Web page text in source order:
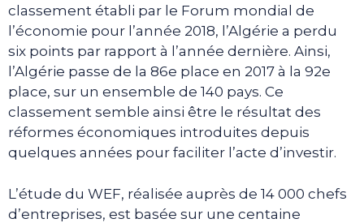
classement établi par le Forum mondial de
l’économie pour l’année 2018, l’Algérie a perdu
six points par rapport à l’année dernière. Ainsi,
l’Algérie passe de la 86e place en 2017 à la 92e
place, sur un ensemble de 140 pays. Ce
classement semble ainsi être le résultat des
réformes économiques introduites depuis
quelques années pour faciliter l’acte d’investir.
L’étude du WEF, réalisée auprès de 14 000 chefs
d’entreprises, est basée sur une centaine